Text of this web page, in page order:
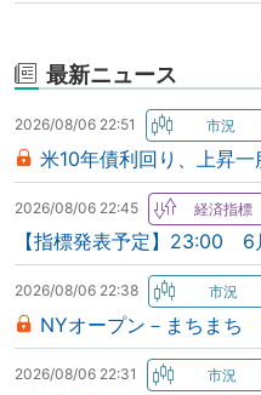
最新ニュース
2026/08/06 22:51
米10年債利回り、上昇
2026/08/06 22:45
【指標発表予定】23:00 6
2026/08/06 22:38
NYオープン－まちまち
2026/08/06 22:31